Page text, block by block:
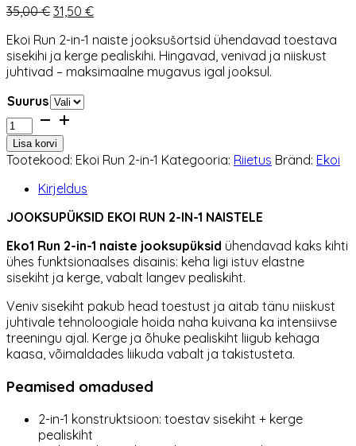
35,00€ Algne
oli:
35,00 €.
31,50 €Praegune
on:
31,50 €.
Ekoi Run 2-in-1 naiste jooksušortsid ühendavad toestava
sisekihi ja kerge pealiskihi. Hingavad, venivad ja niiskust
juhtivad – maksimaalne mugavus igal jooksul.
Suurus
Jooksupüksid
Ekoi
Run
2-
naistele
Lisa korvi
Tootekood: Ekoi Run 2-in-1 Kategooria: Riietus Bränd: Ekoi
Kirjeldus
JOOKSUPÜKSID EKOI RUN 2-IN-1 NAISTELE
Eko1 Run 2-in-1 naiste jooksupüksid ühendavad kaks kihti
ühes funktsionaalses disainis: keha ligi istuv elastne
sisekiht ja kerge, vabalt langev pealiskiht.
Veniv sisekiht pakub head toestust ja aitab tänu niiskust
juhtivale tehnoloogiale hoida naha kuivana ka intensiivse
treeningu ajal. Kerge ja õhuke pealiskiht liigub kehaga
kaasa, võimaldades liikuda vabalt ja takistusteta.
Peamised omadused
2-in-1 konstruktsioon: toestav sisekiht + kerge
pealiskiht